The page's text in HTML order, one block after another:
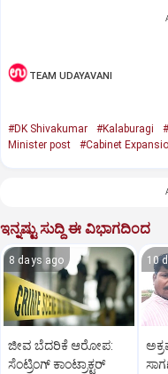
TEAM UDAYAVANI
#DK Shivakumar #Kalaburagi
Minister post
#Cabinet
ಇನ್ನಷ್ಟು ಸುದ್ದಿ ಈ ವಿಭಾಗದಿಂದ
8 days ago
ಜೀವ ಬೆದರಿಕೆ ಆರೋಪ:
ಸೆಂಟ್ರಿಂಗ್ ಕಾಂಟ್ರಾಕ್ಟರ್
10